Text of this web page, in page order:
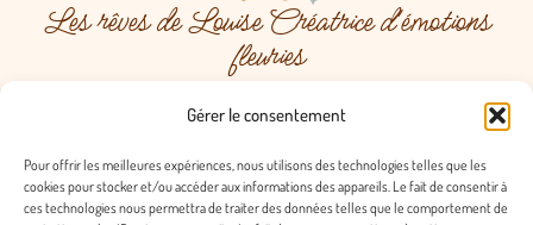
Gérer le consentement
Pour offrir les meilleures expériences, nous utilisons des technologies telles que les
cookies pour stocker et/ou accéder aux informations des appareils. Le fait de consentir à
ces technologies nous permettra de traiter des données telles que le comportement de
Les rêves de Louise Créatrice d'émotions
fleuries
Menu